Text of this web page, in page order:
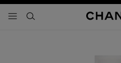
- navegación principal
buscar